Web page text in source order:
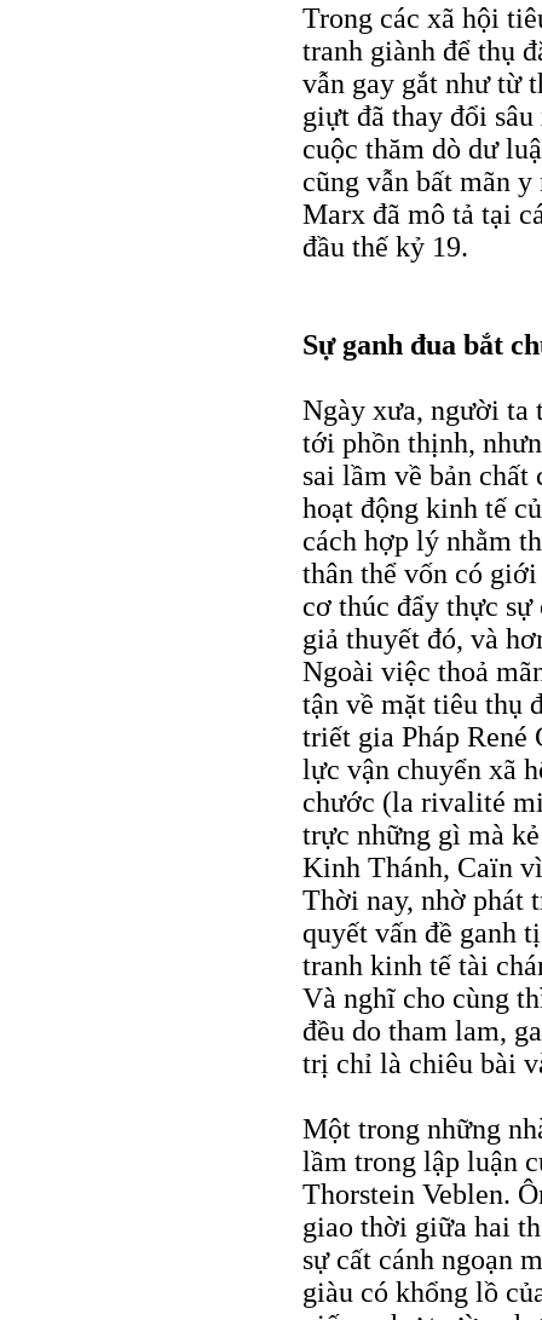
Trong các xã hội
tranh giành để thụ
vẫn gay gắt như từ
giựt đã thay đổi
cuộc thăm dò dư
cũng vẫn bất mãn
Marx đã mô tả tại
đầu thế kỷ 19.
Sự ganh đua bắt
Ngày xưa, người ta
tới phồn thịnh,
sai lầm về bản
hoạt động kinh tế
cách hợp lý nhằm
thân thể vốn có
cơ thúc đẩy thực
giả thuyết đó, và
Ngoài việc thoả
tận về mặt tiêu thụ
triết gia Pháp René
lực vận chuyển xã
chước (la rivalité
trực những gì mà
Kinh Thánh, Caïn
Thời nay, nhờ phát
quyết vấn đề ganh
tranh kinh tế tài
Và nghĩ cho cùng
đều do tham lam,
trị chỉ là chiêu bài
Một trong những
lầm trong lập luận
Thorstein Veblen.
giao thời giữa hai
sự cất cánh ngoạn
giàu có khổng lồ